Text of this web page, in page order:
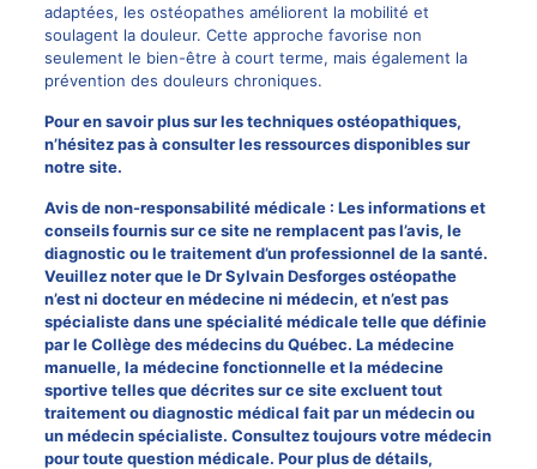
adaptées, les ostéopathes améliorent la mobilité et
soulagent la douleur. Cette approche favorise non
seulement le bien-être à court terme, mais également la
prévention des douleurs chroniques.
Pour en savoir plus sur les techniques ostéopathiques,
n’hésitez pas à consulter les ressources disponibles sur
notre site.
Avis de non-responsabilité médicale : Les informations et
conseils fournis sur ce site ne remplacent pas l’avis, le
diagnostic ou le traitement d’un professionnel de la santé.
Veuillez noter que le Dr Sylvain Desforges ostéopathe
n’est ni docteur en médecine ni médecin, et n’est pas
spécialiste dans une spécialité médicale telle que définie
par le Collège des médecins du Québec. La médecine
manuelle, la médecine fonctionnelle et la médecine
sportive telles que décrites sur ce site excluent tout
traitement ou diagnostic médical fait par un médecin ou
un médecin spécialiste. Consultez toujours votre médecin
pour toute question médicale. Pour plus de détails,